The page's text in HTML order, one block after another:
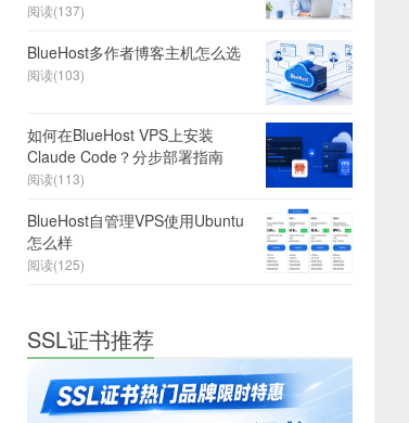
阅读(137)
BlueHost多作者博客主机怎么选
阅读(103)
如何在BlueHost VPS上安装
Claude Code？分步部署指南
阅读(113)
BlueHost自管理VPS使用Ubuntu
怎么样
阅读(125)
SSL证书推荐